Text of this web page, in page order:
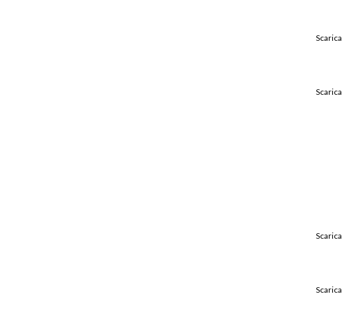
Scarica
Scarica
Scarica
Scarica